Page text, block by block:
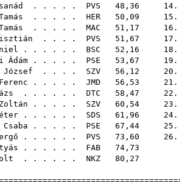
. . . . . PVS 48,36
. . . . . HER 50,09
. . . . . MAC 51,17
. . . . PVS 51,67
. . . . . . BSC 52,16
Ádám . . . . . PSE 53,67
József . . . . SZV 56,12
. . . . . JMD 56,53
. . . . . . DTC 58,47
. . . . . SZV 60,54
. . . . . . SDS 61,96
. . . . . PSE 67,44
. . . . . . PVS 73,60
. . . . . . FAB
. . . . . . NKZ